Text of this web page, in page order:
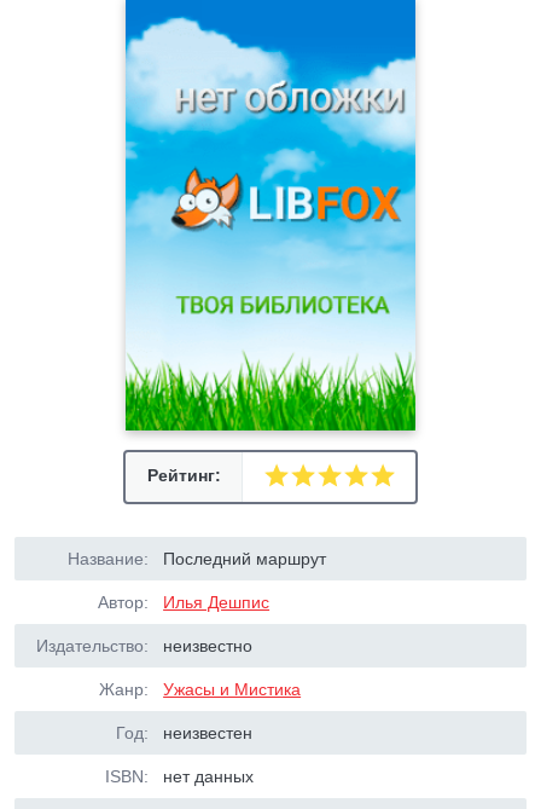
Рейтинг:
Название: Последний маршрут
Автор: Илья Дешпис
Издательство: неизвестно
Жанр: Ужасы и Мистика
Год: неизвестен
ISBN: нет данных